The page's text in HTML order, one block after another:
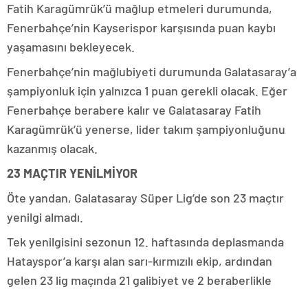
Fatih Karagümrük’ü mağlup etmeleri durumunda,
Fenerbahçe’nin Kayserispor karşısında puan kaybı
yaşamasını bekleyecek.
Fenerbahçe’nin mağlubiyeti durumunda Galatasaray’a
şampiyonluk için yalnızca 1 puan gerekli olacak. Eğer
Fenerbahçe berabere kalır ve Galatasaray Fatih
Karagümrük’ü yenerse, lider takım şampiyonluğunu
kazanmış olacak.
23 MAÇTIR YENİLMİYOR
Öte yandan, Galatasaray Süper Lig’de son 23 maçtır
yenilgi almadı.
Tek yenilgisini sezonun 12. haftasında deplasmanda
Hatayspor’a karşı alan sarı-kırmızılı ekip, ardından
gelen 23 lig maçında 21 galibiyet ve 2 beraberlikle